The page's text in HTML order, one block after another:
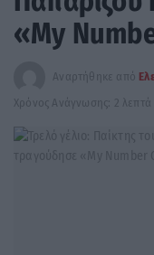
«My
Αναρτήθηκε από
Χρόνος Ανάγνωσης: 2 λεπτά